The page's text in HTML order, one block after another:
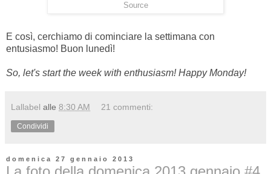
Source
E così, cerchiamo di cominciare la settimana con
entusiasmo! Buon lunedì!
So, let's start the week with enthusiasm! Happy Monday!
Lallabel alle 8:30 AM 21 commenti:
Condividi
domenica 27 gennaio 2013